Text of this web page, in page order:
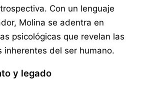
Con un lenguaje
Molina se adentra en
psicológicas que revelan las
inherentes del ser humano.
y legado